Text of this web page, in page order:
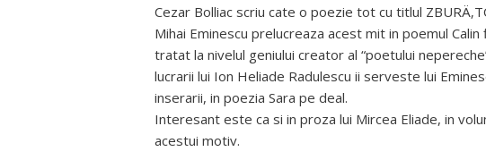
Cezar Bolliac scriu cate o poezie tot cu titlul
Mihai Eminescu prelucreaza acest mit in poemul
tratat la nivelul geniului creator al “poetului
lucrarii lui Ion Heliade Radulescu ii serveste lui
inserarii, in poezia Sara pe deal.
Interesant este ca si in proza lui Mircea Eliade, in
acestui motiv.